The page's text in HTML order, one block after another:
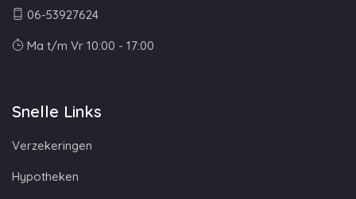
06-53927624
Ma t/m Vr 10:00 - 17:00
Snelle Links
Verzekeringen
Hypotheken